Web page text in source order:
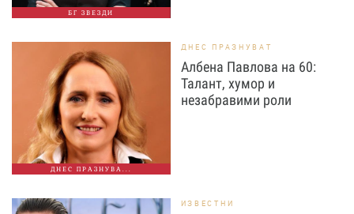
БГ ЗВЕЗДИ
ДНЕС ПРАЗНУВА...
ДНЕС ПРАЗНУВАТ
Албена Павлова на 60:
Талант, хумор и
незабравими роли
ИЗВЕСТНИ